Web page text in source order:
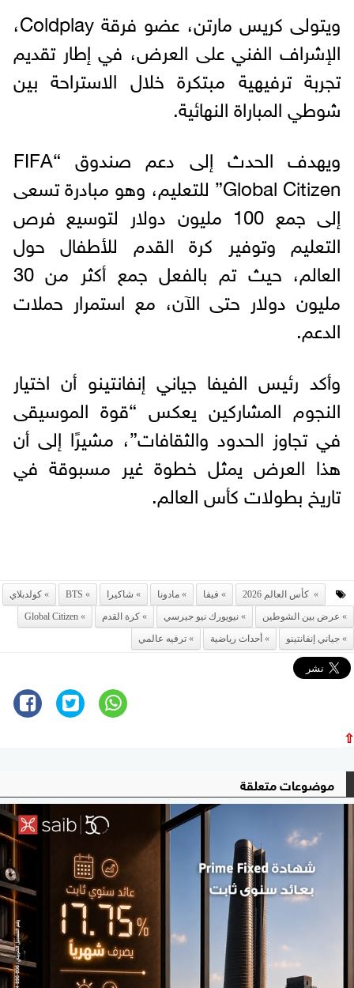
ويتولى كريس مارتن، عضو فرقة Coldplay،
الإشراف الفني على العرض، في إطار تقديم
تجربة ترفيهية مبتكرة خلال الاستراحة بين
شوطي المباراة النهائية.
ويهدف الحدث إلى دعم صندوق “FIFA
Global Citizen” للتعليم، وهو مبادرة تسعى
إلى جمع 100 مليون دولار لتوسيع فرص
التعليم وتوفير كرة القدم للأطفال حول
العالم، حيث تم بالفعل جمع أكثر من 30
مليون دولار حتى الآن، مع استمرار حملات
الدعم.
وأكد رئيس الفيفا جياني إنفانتينو أن اختيار
النجوم المشاركين يعكس “قوة الموسيقى
في تجاوز الحدود والثقافات”، مشيرًا إلى أن
هذا العرض يمثل خطوة غير مسبوقة في
تاريخ بطولات كأس العالم.
كأس العالم 2026 فيفا مادونا شاكيرا BTS
كولدبلاي
عرض بين الشوطين
نيويورك نيو جيرسي كرة القدم
Global Citizen
جياني إنفانتينو
أحداث رياضية ترفيه عالمي
⇧
موضوعات متعلقة